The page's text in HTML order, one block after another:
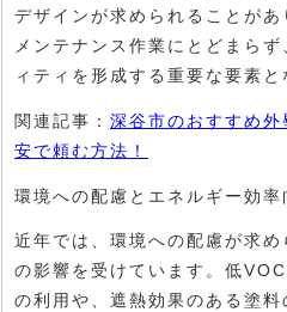
デザインが求められることが
メンテナンス作業にとどまら
ィティを形成する重要な要素と
関連記事： 深谷市のおすすめ
安で頼む方法！
環境への配慮とエネルギー効率
近年では、環境への配慮が求
の影響を受けています。低
の利用や、遮熱効果のある塗